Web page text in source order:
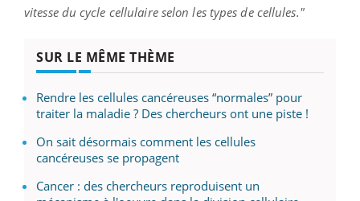
vitesse du cycle cellulaire selon les types de cellules."
SUR LE MÊME THÈME
Rendre les cellules cancéreuses “normales” pour
traiter la maladie ? Des chercheurs ont une piste !
On sait désormais comment les cellules
cancéreuses se propagent
Cancer : des chercheurs reproduisent un